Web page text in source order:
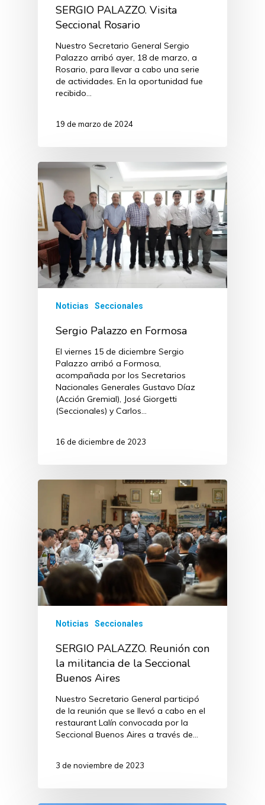
SERGIO PALAZZO. Visita
Seccional Rosario
Nuestro Secretario General Sergio
Palazzo arribó ayer, 18 de marzo, a
Rosario, para llevar a cabo una serie
de actividades. En la oportunidad fue
recibido…
19 de marzo de 2024
Noticias Seccionales
Sergio Palazzo en Formosa
El viernes 15 de diciembre Sergio
Palazzo arribó a Formosa,
acompañada por los Secretarios
Nacionales Generales Gustavo Díaz
(Acción Gremial), José Giorgetti
(Seccionales) y Carlos…
16 de diciembre de 2023
Noticias Seccionales
SERGIO PALAZZO. Reunión con
la militancia de la Seccional
Buenos Aires
Nuestro Secretario General participó
de la reunión que se llevó a cabo en el
restaurant Lalín convocada por la
Seccional Buenos Aires a través de…
3 de noviembre de 2023